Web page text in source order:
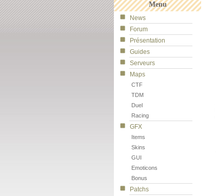
Menu
News
Forum
Présentation
Guides
Serveurs
Maps
CTF
TDM
Duel
Racing
GFX
Items
Skins
GUI
Emoticons
Bonus
Patchs